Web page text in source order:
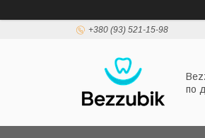
+380 (93) 521-15-98
по